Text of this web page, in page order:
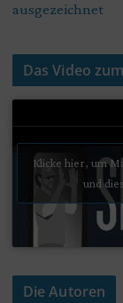
ausgezeichnet
Das Video
Klicke hier, um
und
Die Autoren